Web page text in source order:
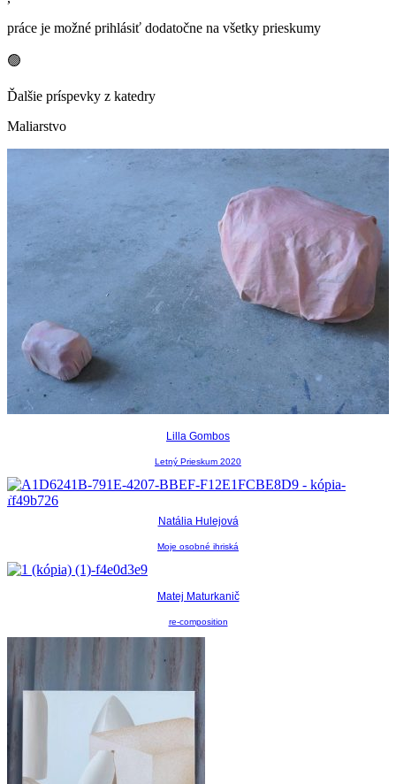
práce je možné prihlásiť dodatočne na všetky prieskumy
🟢
Ďalšie príspevky z katedry
Maliarstvo
Lilla Gombos
Letný Prieskum 2020
Natália Hulejová
Moje osobné ihriská
Matej Maturkanič
re-composition